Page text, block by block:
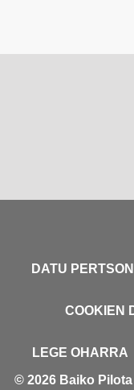
DATU
COOKIEN
LEGE OHARRA
© 2026 Baiko